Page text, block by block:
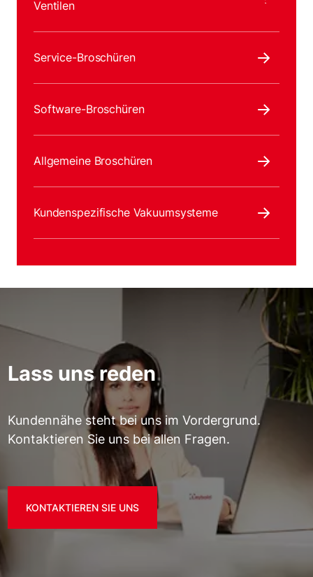
Ventilen
Service-Broschüren
Software-Broschüren
Allgemeine Broschüren
Kundenspezifische Vakuumsysteme
Lass uns reden
Kundennähe steht bei uns im Vordergrund.
Kontaktieren Sie uns bei allen Fragen.
KONTAKTIEREN SIE UNS